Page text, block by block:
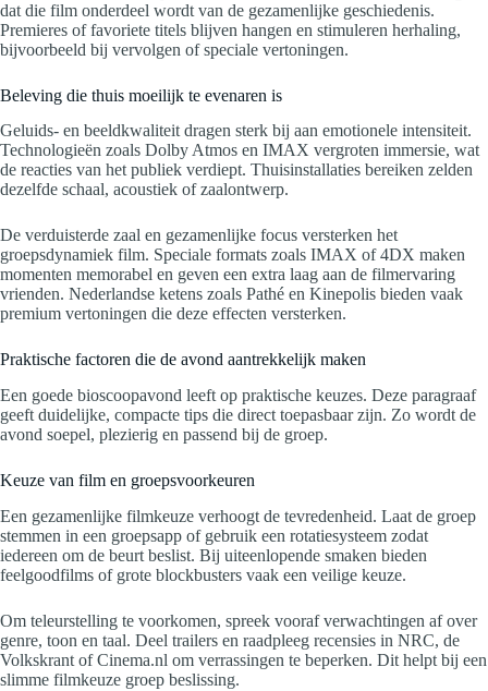
dat die film onderdeel wordt van de gezamenlijke geschiedenis.
Premieres of favoriete titels blijven hangen en stimuleren herhaling,
bijvoorbeeld bij vervolgen of speciale vertoningen.
Beleving die thuis moeilijk te evenaren is
Geluids- en beeldkwaliteit dragen sterk bij aan emotionele intensiteit.
Technologieën zoals Dolby Atmos en IMAX vergroten immersie, wat
de reacties van het publiek verdiept. Thuisinstallaties bereiken zelden
dezelfde schaal, acoustiek of zaalontwerp.
De verduisterde zaal en gezamenlijke focus versterken het
groepsdynamiek film. Speciale formats zoals IMAX of 4DX maken
momenten memorabel en geven een extra laag aan de filmervaring
vrienden. Nederlandse ketens zoals Pathé en Kinepolis bieden vaak
premium vertoningen die deze effecten versterken.
Praktische factoren die de avond aantrekkelijk maken
Een goede bioscoopavond leeft op praktische keuzes. Deze paragraaf
geeft duidelijke, compacte tips die direct toepasbaar zijn. Zo wordt de
avond soepel, plezierig en passend bij de groep.
Keuze van film en groepsvoorkeuren
Een gezamenlijke filmkeuze verhoogt de tevredenheid. Laat de groep
stemmen in een groepsapp of gebruik een rotatiesysteem zodat
iedereen om de beurt beslist. Bij uiteenlopende smaken bieden
feelgoodfilms of grote blockbusters vaak een veilige keuze.
Om teleurstelling te voorkomen, spreek vooraf verwachtingen af over
genre, toon en taal. Deel trailers en raadpleeg recensies in NRC, de
Volkskrant of Cinema.nl om verrassingen te beperken. Dit helpt bij een
slimme filmkeuze groep beslissing.